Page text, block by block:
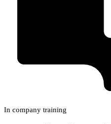
In company training